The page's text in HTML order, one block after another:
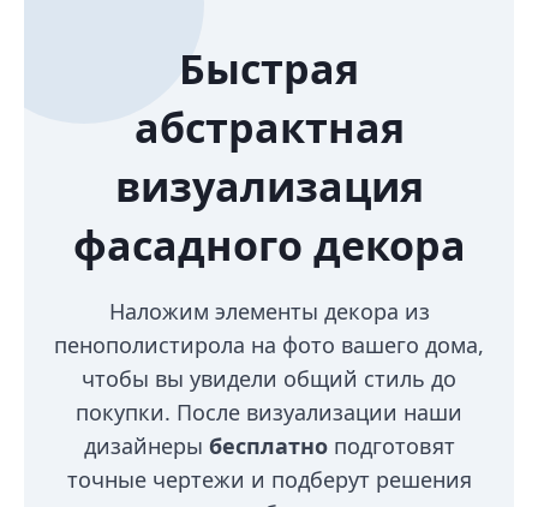
Быстрая
абстрактная
визуализация
фасадного декора
Наложим элементы декора из
пенополистирола на фото вашего дома,
чтобы вы увидели общий стиль до
покупки. После визуализации наши
дизайнеры бесплатноподготовят
точные чертежи и подберут решения